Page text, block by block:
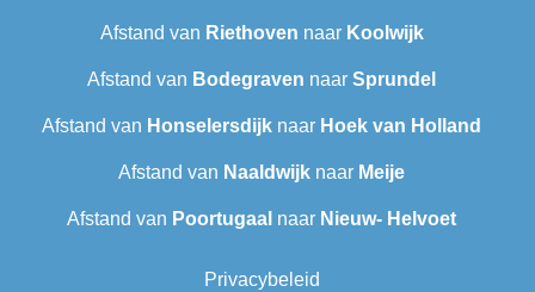
Afstand van Riethoven naar Koolwijk
Afstand van Bodegraven naar Sprundel
Afstand van Honselersdijk naar Hoek van Holland
Afstand van Naaldwijk naar Meije
Afstand van Poortugaal naar Nieuw- Helvoet
Privacybeleid